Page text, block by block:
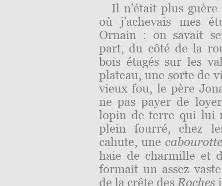
Il n’était plus
où j’achevais mes
Ornain : on savait
part, du côté de la
bois étagés sur les
plateau, une sorte de
vieux fou, le père
ne pas payer de
lopin de terre qui lui
plein fourré, chez
cahute, une cabou
haie de charmille et
formait un assez
de la crête des Roches